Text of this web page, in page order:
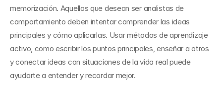
memorización. Aquellos que desean ser analistas de
comportamiento deben intentar comprender las ideas
principales y cómo aplicarlas. Usar métodos de aprendizaje
activo, como escribir los puntos principales, enseñar a otros
y conectar ideas con situaciones de la vida real puede
ayudarte a entender y recordar mejor.